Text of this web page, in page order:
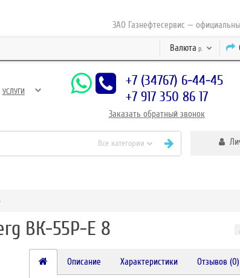
ЗАО Газнефтесервис — официальный
Валюта р.
УСЛУГИ
+7 (34767) 6-44-45
+7 917 350 86 17
Заказать обратный звонок
Все категории
ВК-55Р-Е 8
Описание Характеристики Отзывов (0)